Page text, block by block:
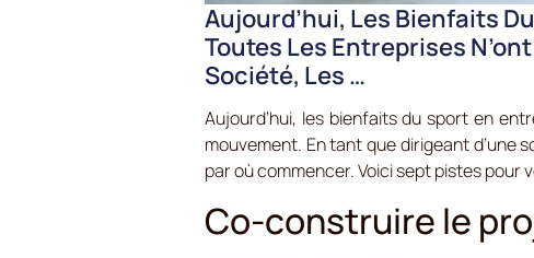
Aujourd’hui, Les Bienfaits
Toutes Les Entreprises
Société, Les …
Aujourd’hui, les bienfaits du sport en
mouvement. En tant que dirigeant d’une
par où commencer. Voici sept pistes pour
Co-construire le